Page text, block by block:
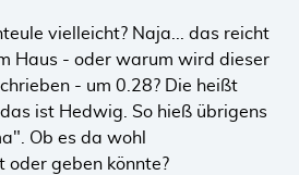
vielleicht? Naja... das reicht
Haus - oder warum wird dieser
- um 0.28? Die heißt
ist Hedwig. So hieß übrigens
Ob es da wohl
oder geben könnte?